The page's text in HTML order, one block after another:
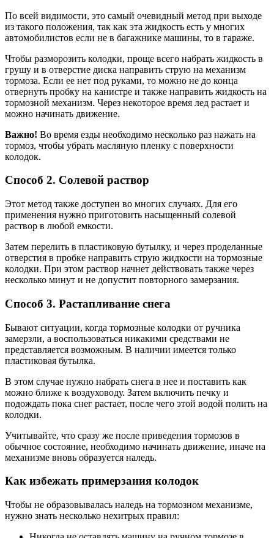
По всей видимости, это самый очевидный метод при выходе
из такого положения, так как эта жидкость есть у многих
автомобилистов если не в багажнике машины, то в гараже.
Чтобы разморозить колодки, проще всего набрать жидкость в
грушу и в отверстие диска направить струю на механизм
тормоза. Если ее нет под руками, то можно не до конца
отвернуть пробку на канистре и также направить жидкость на
тормозной механизм. Через некоторое время лед растает и
можно начинать движение.
Важно! Во время езды необходимо несколько раз нажать на
тормоз, чтобы убрать масляную пленку с поверхности
колодок.
Способ 2. Солевой раствор
Этот метод также доступен во многих случаях. Для его
применения нужно приготовить насыщенный солевой
раствор в любой емкости.
Затем перелить в пластиковую бутылку, и через проделанные
отверстия в пробке направить струю жидкости на тормозные
колодки. При этом раствор начнет действовать также через
несколько минут и не допустит повторного замерзания.
Способ 3. Растапливание снега
Бывают ситуации, когда тормозные колодки от ручника
замерзли, а воспользоваться никакими средствами не
представляется возможным. В наличии имеется только
пластиковая бутылка.
В этом случае нужно набрать снега в нее и поставить как
можно ближе к воздуховоду. Затем включить печку и
подождать пока снег растает, после чего этой водой полить на
колодки.
Учитывайте, что сразу же после приведения тормозов в
обычное состояние, необходимо начинать движение, иначе на
механизме вновь образуется наледь.
Как избежать примерзания колодок
Чтобы не образовывалась наледь на тормозном механизме,
нужно знать несколько нехитрых правил: